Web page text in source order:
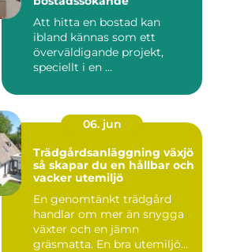
Att hitta en bostad kan
ibland kännas som ett
överväldigande projekt,
speciellt i en ...
06. jun
Trädgårdsanläggning växjö
så skapar du en hållbar och
vacker utemiljö
En genomtänkt trädgård
handlar om mer än snygga
växter och en jämn
gräsmatta. En bra utemiljö